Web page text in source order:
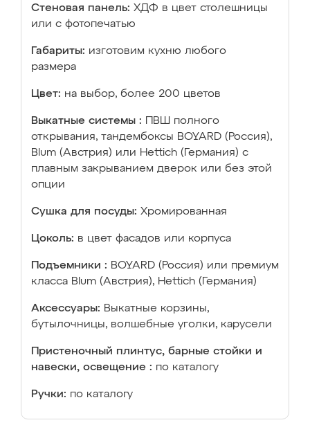
Стеновая панель: ХДФ в цвет столешницы
или с фотопечатью
Габариты: изготовим кухню любого
размера
Цвет: на выбор, более 200 цветов
Выкатные системы :
ПВШ полного
открывания, тандембоксы BOYARD (Россия),
Blum (Австрия) или Hettich (Германия) с
плавным закрыванием дверок или без этой
опции
Сушка для посуды: Хромированная
Цоколь: в цвет фасадов или корпуса
Подъемники : BOYARD (Россия) или премиум
класса Blum (Австрия), Hettich (Германия)
Аксессуары: Выкатные корзины,
бутылочницы, волшебные уголки, карусели
Пристеночный плинтус, барные стойки и
навески, освещение : по каталогу
Ручки: по каталогу